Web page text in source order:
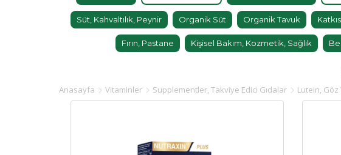
Süt, Kahvaltılık, Peynir Organik Süt Organik Tavuk
Fırın, Pastane Kişisel Bakım, Kozmetik, Sağlık
Anasayfa Vitaminler Supplementler, Takviye Edici Gıdalar Lutein, Göz